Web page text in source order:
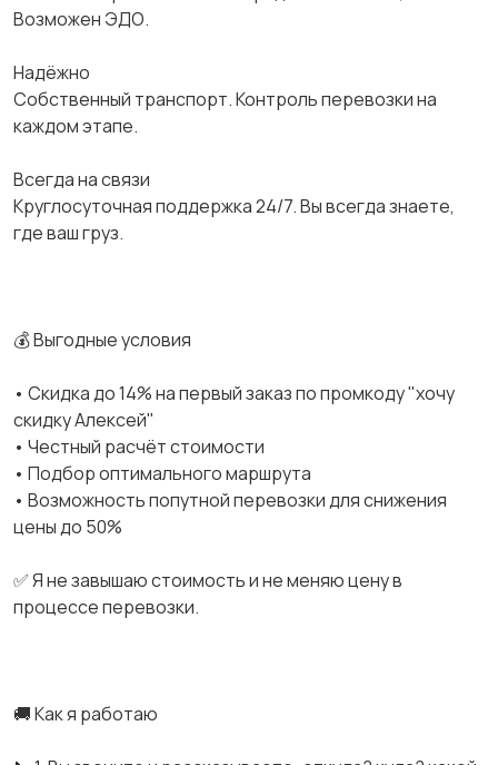
Возможен ЭДО.
Надёжно
Собственный транспорт. Контроль перевозки на
каждом этапе.
Всегда на связи
Круглосуточная поддержка 24/7. Вы всегда знаете,
где ваш груз.
💰 Выгодные условия
• Скидка до 14% на первый заказ по промкоду "хочу
скидку Алексей"
• Честный расчёт стоимости
• Подбор оптимального маршрута
• Возможность попутной перевозки для снижения
цены до 50%
✅ Я не завышаю стоимость и не меняю цену в
процессе перевозки.
🚚 Как я работаю